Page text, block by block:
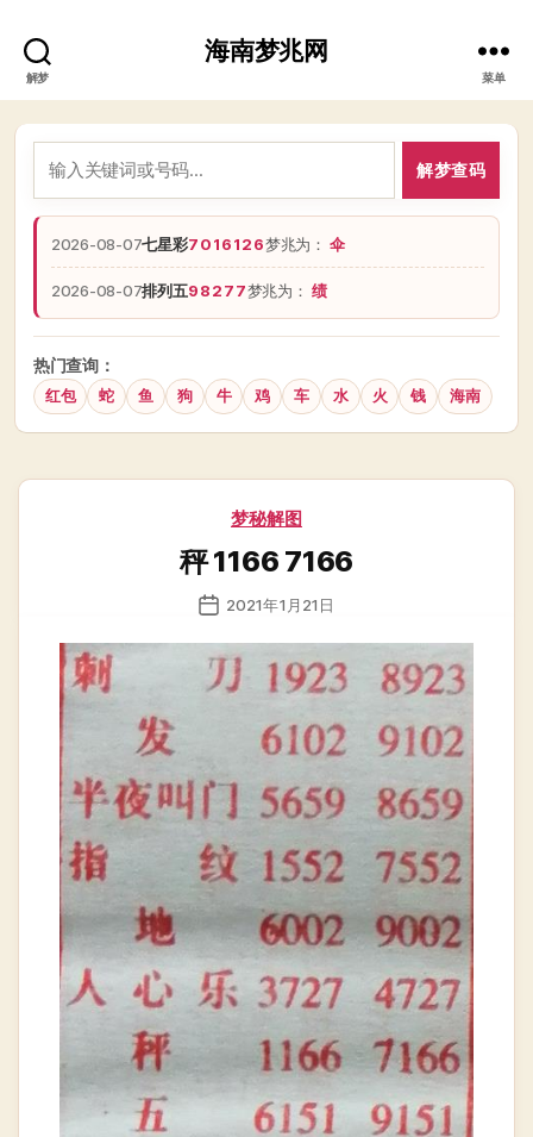
解梦
海南梦兆网
菜单
解梦查码
2026-08-07七星彩7016126梦兆为：伞
2026-08-07排列五98277梦兆为：绩
热门查询：
红包 蛇 鱼 狗 牛 鸡 车 水 火 钱 海南
分
梦秘解图
秤 1166 7166
发
日
期
2021年1月21日